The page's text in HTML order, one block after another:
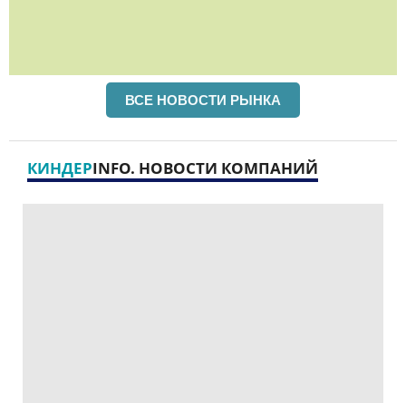
ВСЕ НОВОСТИ РЫНКА
КИНДЕРINFO. НОВОСТИ КОМПАНИЙ